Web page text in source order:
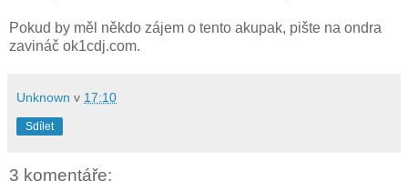
Pokud by měl někdo zájem o tento akupak, pište na ondra
zavináč ok1cdj.com.
Unknown v 17:10
Sdílet
3 komentáře: